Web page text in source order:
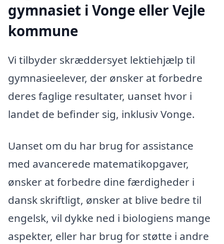
gymnasiet i Vonge eller Vejle
kommune
Vi tilbyder skræddersyet lektiehjælp til
gymnasieelever, der ønsker at forbedre
deres faglige resultater, uanset hvor i
landet de befinder sig, inklusiv Vonge.
Uanset om du har brug for assistance
med avancerede matematikopgaver,
ønsker at forbedre dine færdigheder i
dansk skriftligt, ønsker at blive bedre til
engelsk, vil dykke ned i biologiens mange
aspekter, eller har brug for støtte i andre